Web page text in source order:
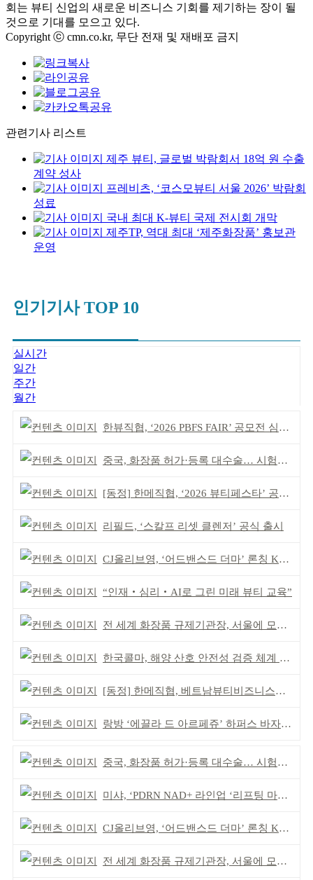
회는 뷰티 신업의 새로운 비즈니스 기회를 제기하는 장이 될
것으로 기대를 모으고 있다.
Copyright ⓒ cmn.co.kr, 무단 전재 및 재배포 금지
관련기사 리스트
제주 뷰티, 글로벌 박람회서 18억 원 수출
계약 성사
프레비츠, ‘코스모뷰티 서울 2026’ 박람회
성료
국내 최대 K-뷰티 국제 전시회 개막
제주TP, 역대 최대 ‘제주화장품’ 홍보관
운영
인기기사 TOP 10
실시간
일간
주간
월간
한뷰직협, ‘2026 PBFS FAIR’ 공모전 심사 성료
중국, 화장품 허가·등록 대수술… 시험자료 공용 허용
[동정] 한메직협, ‘2026 뷰티페스타’ 공동 주최
리필드, ‘스칼프 리셋 클렌저’ 공식 출시
CJ올리브영, ‘어드밴스드 더마’ 론칭 K더마 육성 박차
“인재‧심리‧AI로 그린 미래 뷰티 교육”
전 세계 화장품 규제기관장, 서울에 모인다
한국콜마, 해양 산호 안전성 검증 체계 구축
[동정] 한메직협, 베트남뷰티비즈니스협회와 MOU
랑방 ‘에끌라 드 아르페쥬’ 하퍼스 바자 화보 공개
중국, 화장품 허가·등록 대수술… 시험자료 공용 허용
미샤, ‘PDRN NAD+ 라인업 ‘리프팅 마스크’ 출시
CJ올리브영, ‘어드밴스드 더마’ 론칭 K더마 육성 박차
전 세계 화장품 규제기관장, 서울에 모인다